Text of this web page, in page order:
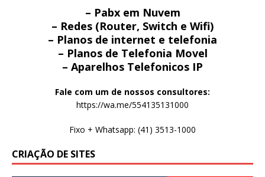
– Pabx em Nuvem
– Redes (Router, Switch e Wifi)
– Planos de internet e telefonia
– Planos de Telefonia Movel
– Aparelhos Telefonicos IP
Fale com um de nossos consultores:
https://wa.me/554135131000
Fixo + Whatsapp: (41) 3513-1000
CRIAÇÃO DE SITES